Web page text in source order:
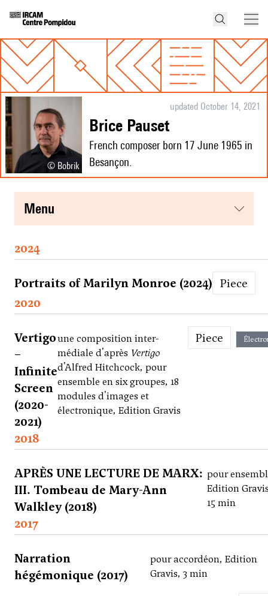
© Bobrik
updated October 14, 2021
Brice Pauset
French composer born 17 June 1965 in
Besançon.
menu
2024
Portraits of Marilyn Monroe (2024)
Piece
2020
Vertigo
–
Infinite
Screen
(2020-
2021)
une composition inter-
médiale d'après Vertigo
d'Alfred Hitchcock, pour
ensemble en six groupes, 18
modules d'images et
électronique, Edition Gravis
Piece
2018
APRÈS UNE LECTURE DE MARX:
III. Tombeau de Mary-Ann
Walkley (2018)
pour
Edition
15 min
2017
Narration
hégémonique (2017)
pour accordéon, Edition
Gravis, 3 min